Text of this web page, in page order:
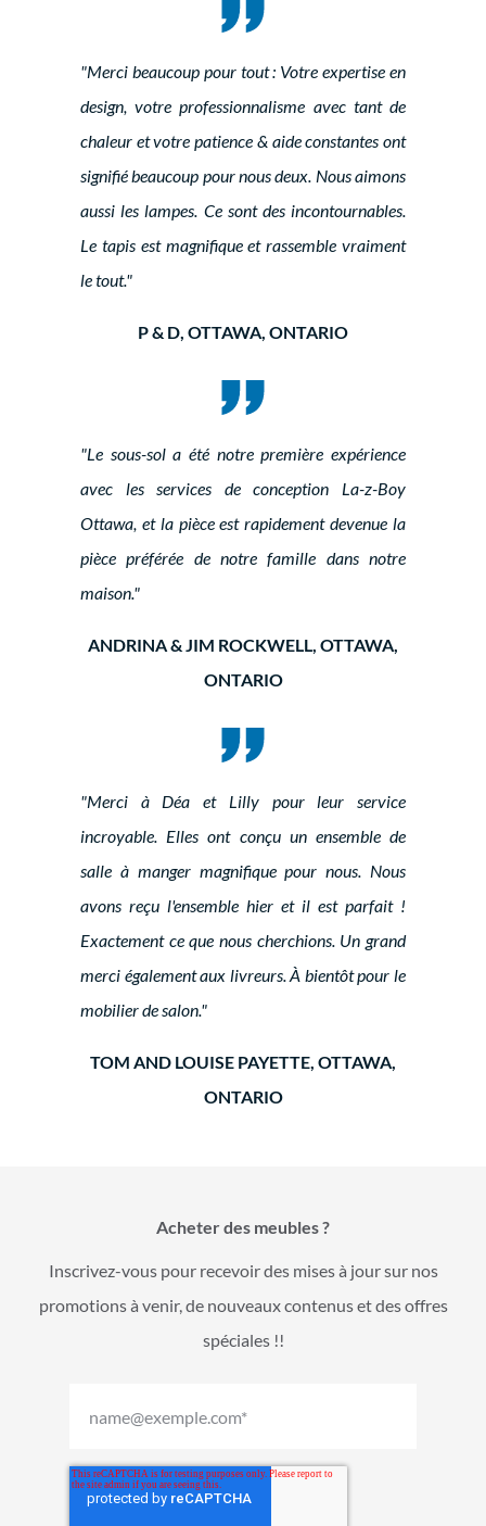
"Merci beaucoup pour tout : Votre expertise en
design, votre professionnalisme avec tant de
chaleur et votre patience & aide constantes ont
signifié beaucoup pour nous deux. Nous aimons
aussi les lampes. Ce sont des incontournables.
Le tapis est magnifique et rassemble vraiment
le tout."
P & D, OTTAWA, ONTARIO
"Le sous-sol a été notre première expérience
avec les services de conception La-z-Boy
Ottawa, et la pièce est rapidement devenue la
pièce préférée de notre famille dans notre
maison."
ANDRINA & JIM ROCKWELL, OTTAWA,
ONTARIO
"Merci à Déa et Lilly pour leur service
incroyable. Elles ont conçu un ensemble de
salle à manger magnifique pour nous. Nous
avons reçu l'ensemble hier et il est parfait !
Exactement ce que nous cherchions. Un grand
merci également aux livreurs. À bientôt pour le
mobilier de salon."
TOM AND LOUISE PAYETTE, OTTAWA,
ONTARIO
Acheter des meubles ?
Inscrivez-vous pour recevoir des mises à jour sur nos
promotions à venir, de nouveaux contenus et des offres
spéciales !!